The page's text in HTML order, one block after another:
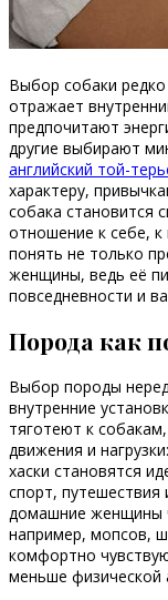
Выбор собаки
отражает
предпочитают
другие выбирают
английский той-
характеру,
собака
отношение к себе,
понять не только
женщины, ведь её
повседневности и
Порода как
Выбор породы
внутренние
тяготеют к
движения и
хаски становятся
спорт,
домашние женщины
например, мопсов,
комфортно
меньше физической